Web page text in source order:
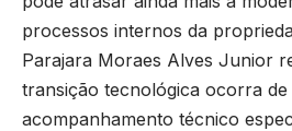
processos internos da
Parajara Moraes Alves Junior
transição tecnológica ocorra
acompanhamento técnico